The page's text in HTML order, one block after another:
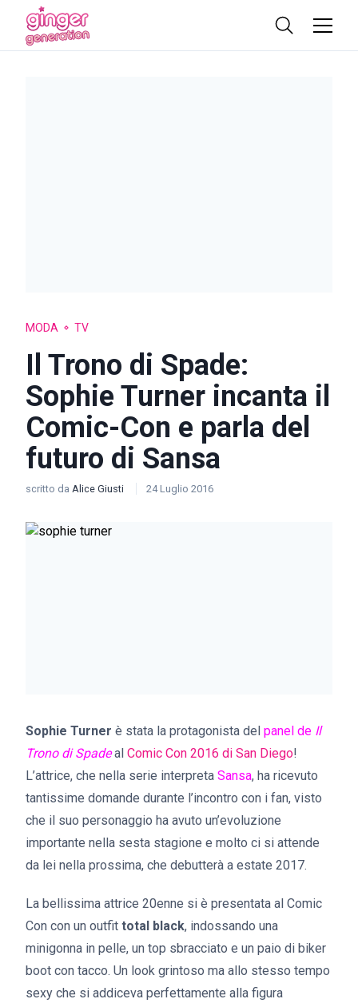
MODA TV
Il Trono di Spade:
Sophie Turner incanta il
Comic-Con e parla del
futuro di Sansa
scritto da Alice Giusti 24 Luglio 2016
Sophie Turner è stata la protagonista del panel de Il
Trono di Spadeal Comic Con 2016 di San Diego!
L’attrice, che nella serie interpreta Sansa, ha ricevuto
tantissime domande durante l’incontro con i fan, visto
che il suo personaggio ha avuto un’evoluzione
importante nella sesta stagione e molto ci si attende
da lei nella prossima, che debutterà a estate 2017.
La bellissima attrice 20enne si è presentata al Comic
Con con un outfit total black, indossando una
minigonna in pelle, un top sbracciato e un paio di biker
boot con tacco. Un look grintoso ma allo stesso tempo
sexy che si addiceva perfettamente alla figura